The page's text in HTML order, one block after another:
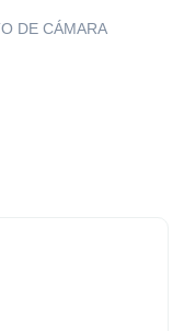
DE CÁMARA